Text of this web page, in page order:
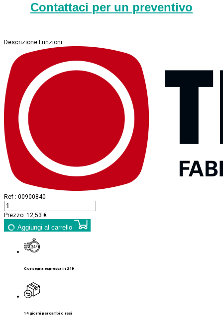
Contattaci per un preventivo
Descrizione Funzioni
Ref : 00900840
Prezzo: 12,53 €
Aggiungi al carrello
Consegna espressa in 24H
14 giorni per cambi o resi